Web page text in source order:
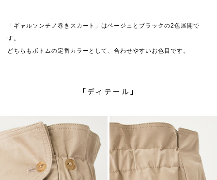
「ギャルソンチノ巻きスカート」はベージュとブラックの2色展開で
す。
どちらもボトムの定番カラーとして、合わせやすいお色目です。
「ディテール」